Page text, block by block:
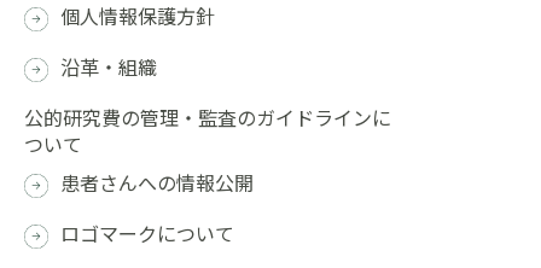
個人情報保護方針
沿革・組織
公的研究費の管理・監査のガイドラインに
ついて
患者さんへの情報公開
ロゴマークについて